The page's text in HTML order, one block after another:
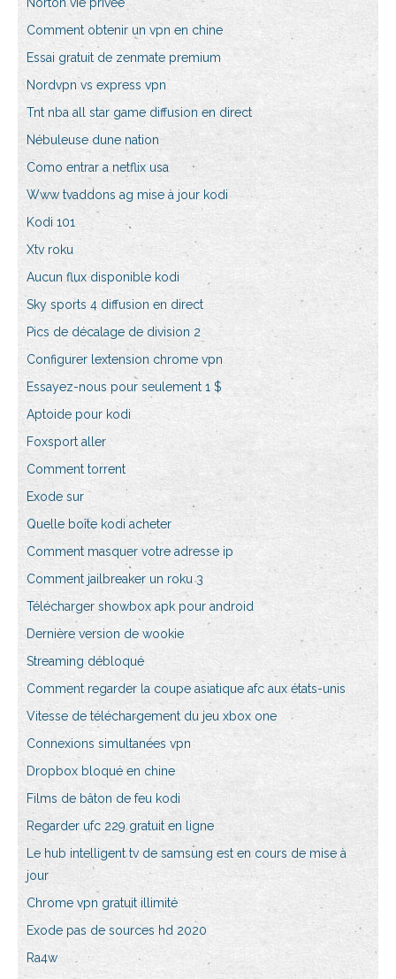
Comment obtenir un vpn en chine
Essai gratuit de zenmate premium
Nordvpn vs express vpn
Tnt nba all star game diffusion en direct
Nébuleuse dune nation
Como entrar a netflix usa
Www tvaddons ag mise à jour kodi
Kodi 101
Xtv roku
Aucun flux disponible kodi
Sky sports 4 diffusion en direct
Pics de décalage de division 2
Configurer lextension chrome vpn
Essayez-nous pour seulement 1 $
Aptoide pour kodi
Foxsport aller
Comment torrent
Exode sur
Quelle boîte kodi acheter
Comment masquer votre adresse ip
Comment jailbreaker un roku 3
Télécharger showbox apk pour android
Dernière version de wookie
Streaming débloqué
Comment regarder la coupe asiatique afc aux états-unis
Vitesse de téléchargement du jeu xbox one
Connexions simultanées vpn
Dropbox bloqué en chine
Films de bâton de feu kodi
Regarder ufc 229 gratuit en ligne
Le hub intelligent tv de samsung est en cours de mise à
jour
Chrome vpn gratuit illimité
Exode pas de sources hd 2020
Ra4w